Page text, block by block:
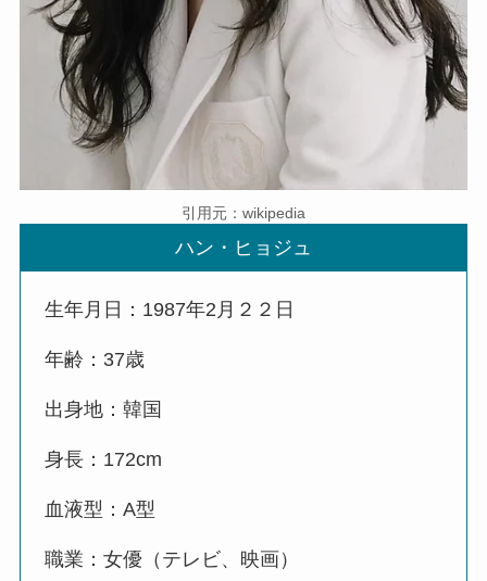
引用元：wikipedia
ハン・ヒョジュ
生年月日：1987年2月２２日
年齢：37歳
出身地：韓国
身長：172cm
血液型：A型
職業：女優（テレビ、映画）